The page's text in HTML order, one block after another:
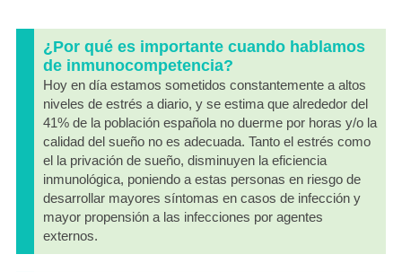
¿Por qué es importante cuando hablamos
de inmunocompetencia?
Hoy en día estamos sometidos constantemente a altos
niveles de estrés a diario, y se estima que alrededor del
41% de la población española no duerme por horas y/o la
calidad del sueño no es adecuada. Tanto el estrés como
el la privación de sueño, disminuyen la eficiencia
inmunológica, poniendo a estas personas en riesgo de
desarrollar mayores síntomas en casos de infección y
mayor propensión a las infecciones por agentes
externos.